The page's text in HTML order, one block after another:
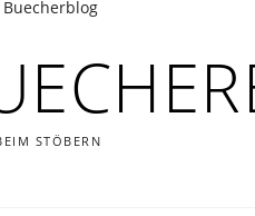
STÖBERN